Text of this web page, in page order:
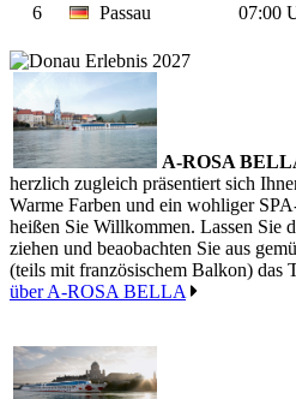
6
Passau 07:00
A-ROSA
herzlich zugleich präsentiert sich
Warme Farben und ein wohliger
heißen Sie Willkommen. Lassen Sie
ziehen und beaobachten Sie aus
(teils mit französischem Balkon) das
über A-ROSA BELLA